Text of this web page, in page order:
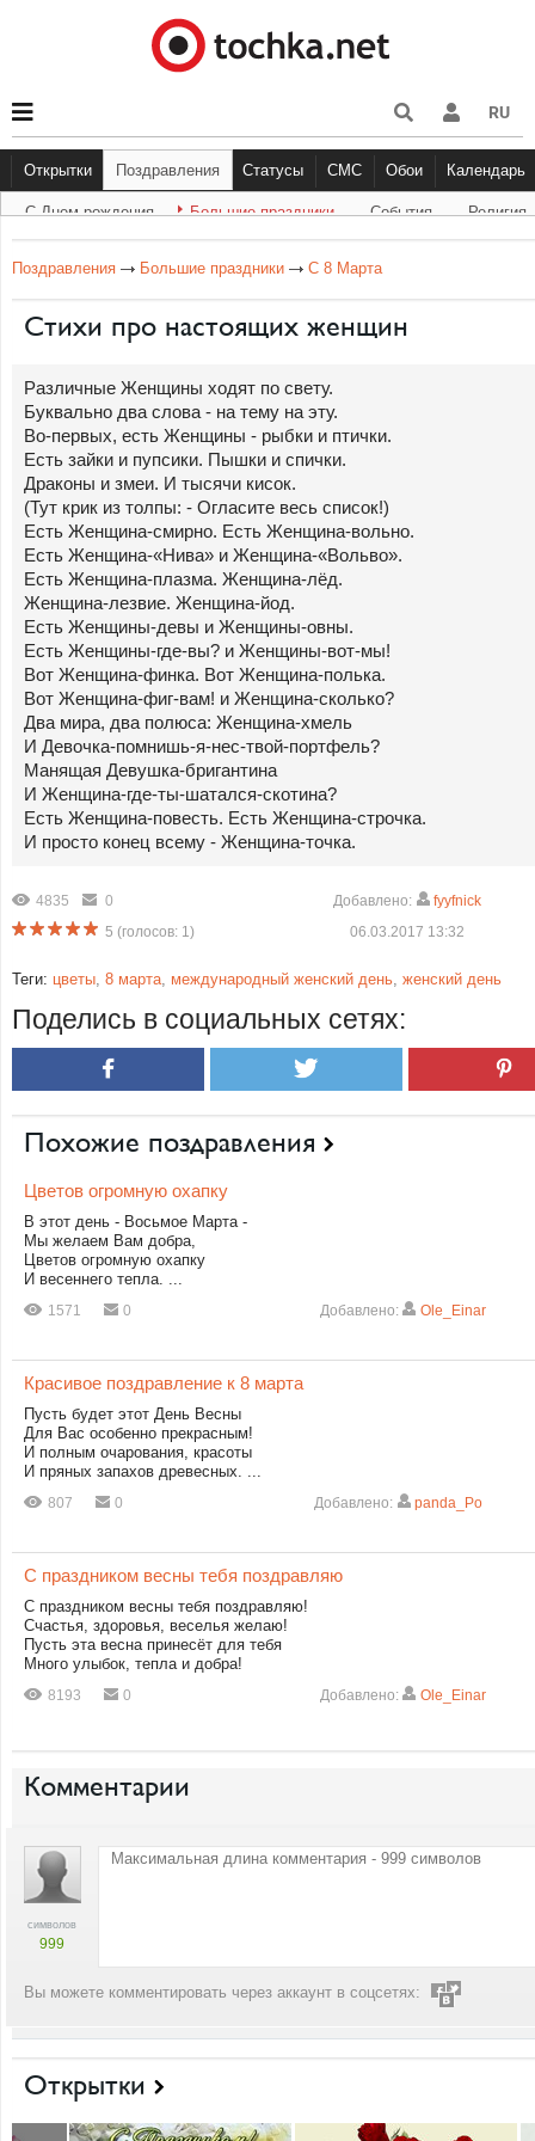
RU
Открытки
С Днем рождения Большие праздники События
Поздравления Статусы
Другое Прикольные Грустные
СМС
С Днём Рождения
Обои
Музыка
Календарь
С Днем рождения Большие праздники Cобытия Религия
Поздравления Большие праздники С 8 Марта
Стихи про настоящих женщин
Различные Женщины ходят по свету.
Буквально два слова - на тему на эту.
Во-первых, есть Женщины - рыбки и птички.
Есть зайки и пупсики. Пышки и спички.
Драконы и змеи. И тысячи кисок.
(Тут крик из толпы: - Огласите весь список!)
Есть Женщина-смирно. Есть Женщина-вольно.
Есть Женщина-«Нива» и Женщина-«Вольво».
Есть Женщина-плазма. Женщина-лёд.
Женщина-лезвие. Женщина-йод.
Есть Женщины-девы и Женщины-овны.
Есть Женщины-где-вы? и Женщины-вот-мы!
Вот Женщина-финка. Вот Женщина-полька.
Вот Женщина-фиг-вам! и Женщина-сколько?
Два мира, два полюса: Женщина-хмель
И Девочка-помнишь-я-нес-твой-портфель?
Манящая Девушка-бригантина
И Женщина-где-ты-шатался-скотина?
Есть Женщина-повесть. Есть Женщина-строчка.
И просто конец всему - Женщина-точка.
4835
0
5 (голосов: 1)
Добавлено:
fyyfnick
06.03.2017 13:32
Теги: цветы, 8 марта, международный женский день, женский день
Поделись в социальных сетях:
Похожие поздравления
Цветов огромную охапку
В этот день - Восьмое Марта -
Мы желаем Вам добра,
Цветов огромную охапку
И весеннего тепла. ...
1571 0 Добавлено: Ole_Einar
Красивое поздравление к 8 марта
Пусть будет этот День Весны
Для Вас особенно прекрасным!
И полным очарования, красоты
И пряных запахов древесных. ...
807 0 Добавлено: panda_Po
С праздником весны тебя поздравляю
С праздником весны тебя поздравляю!
Счастья, здоровья, веселья желаю!
Пусть эта весна принесёт для тебя
Много улыбок, тепла и добра!
8193 0 Добавлено: Ole_Einar
Комментарии
символов
999
Вы можете комментировать через аккаунт в соцсетях:
Открытки